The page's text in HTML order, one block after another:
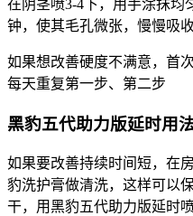
在阴茎喷3-4下，用手涂抹均
钟，使其毛孔微张，慢慢吸收
如果想改善硬度不满意，首
每天重复第一步、第二步
黑豹五代助力版延时用法
如果要改善持续时间短，在
豹洗护膏做清洗，这样可以
干，用黑豹五代助力版延时